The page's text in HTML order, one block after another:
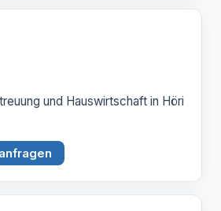
und Hauswirtschaft in Höri